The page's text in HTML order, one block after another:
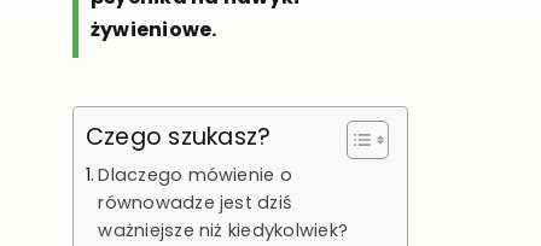
żywieniowe.
Czego szukasz?
Dlaczego mówienie o
równowadze jest dziś
ważniejsze niż kiedykolwiek?